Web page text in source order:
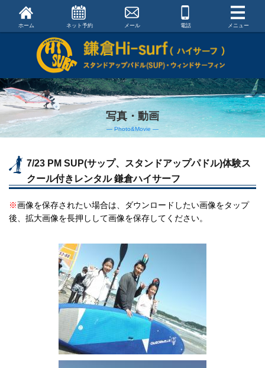
ホーム ネット予約 メール 電話 メニュー
写真・動画
― Photo&Movie ―
7/23 PM SUP(サップ、スタンドアップパドル)体験ス
クール付きレンタル 鎌倉ハイサーフ
※画像を保存されたい場合は、ダウンロードしたい画像をタップ
後、拡大画像を長押しして画像を保存してください。